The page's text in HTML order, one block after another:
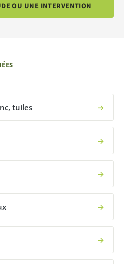
OU UNE INTERVENTION
tuiles →
→
→
→
→